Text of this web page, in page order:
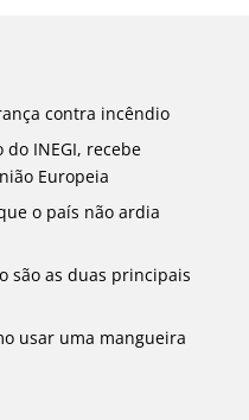
contra incêndio
INEGI, recebe
Europeia
o país não ardia
são as duas principais
usar uma mangueira